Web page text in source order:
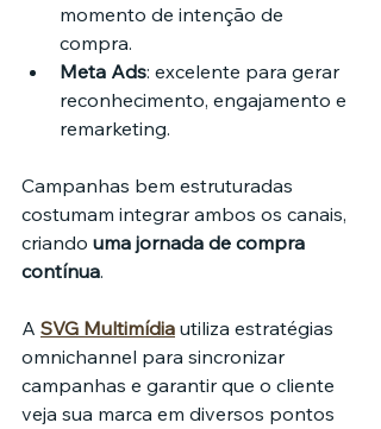
momento de intenção de
compra.
Meta Ads: excelente para gerar
reconhecimento, engajamento e
remarketing.
Campanhas bem estruturadas
costumam integrar ambos os canais,
criando uma jornada de compra
contínua.
A SVG Multimídia utiliza estratégias
omnichannel para sincronizar
campanhas e garantir que o cliente
veja sua marca em diversos pontos